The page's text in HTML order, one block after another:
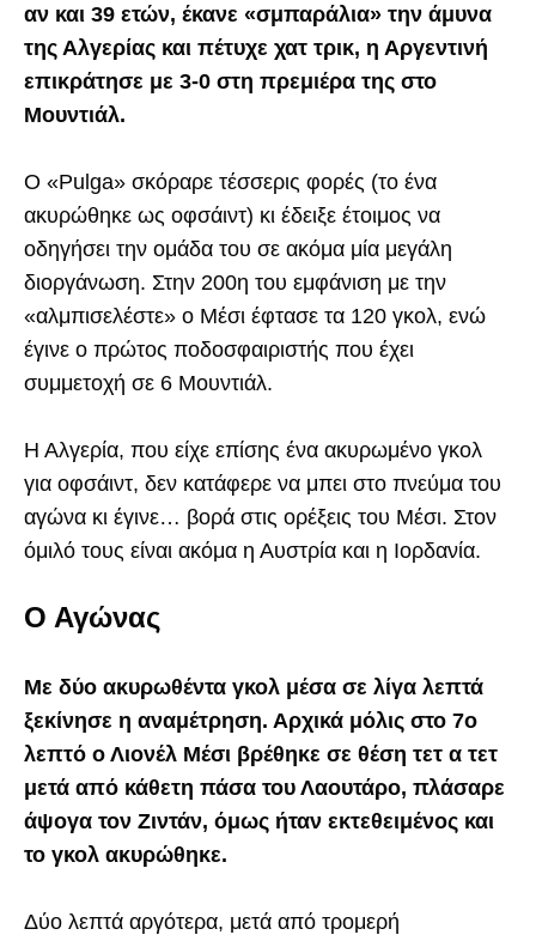
αν και 39 ετών, έκανε «σμπαράλια» την άμυνα
της Αλγερίας και πέτυχε χατ τρικ, η Αργεντινή
επικράτησε με 3-0 στη πρεμιέρα της στο
Μουντιάλ.
Ο «Pulga» σκόραρε τέσσερις φορές (το ένα
ακυρώθηκε ως οφσάιντ) κι έδειξε έτοιμος να
οδηγήσει την ομάδα του σε ακόμα μία μεγάλη
διοργάνωση. Στην 200η του εμφάνιση με την
«αλμπισελέστε» ο Μέσι έφτασε τα 120 γκολ, ενώ
έγινε ο πρώτος ποδοσφαιριστής που έχει
συμμετοχή σε 6 Μουντιάλ.
Η Αλγερία, που είχε επίσης ένα ακυρωμένο γκολ
για οφσάιντ, δεν κατάφερε να μπει στο πνεύμα του
αγώνα κι έγινε… βορά στις ορέξεις του Μέσι. Στον
όμιλό τους είναι ακόμα η Αυστρία και η Ιορδανία.
Ο Αγώνας
Με δύο ακυρωθέντα γκολ μέσα σε λίγα λεπτά
ξεκίνησε η αναμέτρηση. Αρχικά μόλις στο 7ο
λεπτό ο Λιονέλ Μέσι βρέθηκε σε θέση τετ α τετ
μετά από κάθετη πάσα του Λαουτάρο, πλάσαρε
άψογα τον Ζιντάν, όμως ήταν εκτεθειμένος και
το γκολ ακυρώθηκε.
Δύο λεπτά αργότερα, μετά από τρομερή